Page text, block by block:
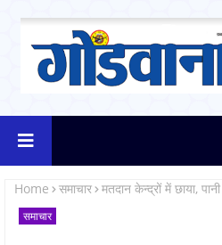
Home समाचार मतदान केन्द्रों में छाया,
समाचार